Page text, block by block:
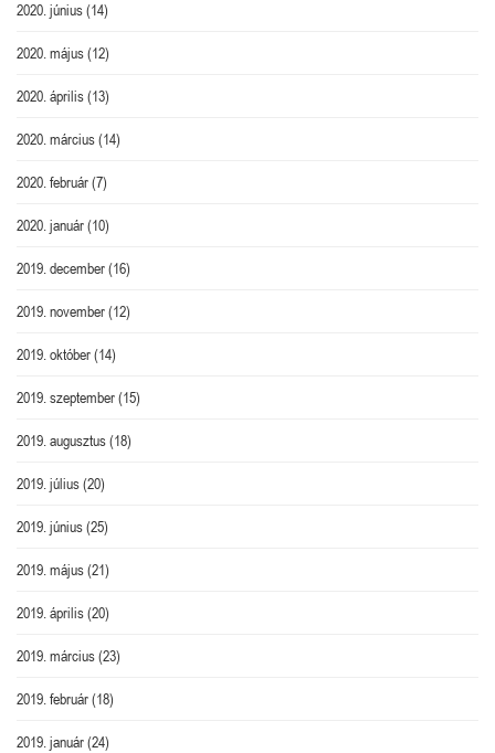
2020. június(14)
2020. május(12)
2020. április(13)
2020. március(14)
2020. február(7)
2020. január(10)
2019. december(16)
2019. november(12)
2019. október(14)
2019. szeptember(15)
2019. augusztus(18)
2019. július(20)
2019. június(25)
2019. május(21)
2019. április(20)
2019. március(23)
2019. február(18)
2019. január(24)